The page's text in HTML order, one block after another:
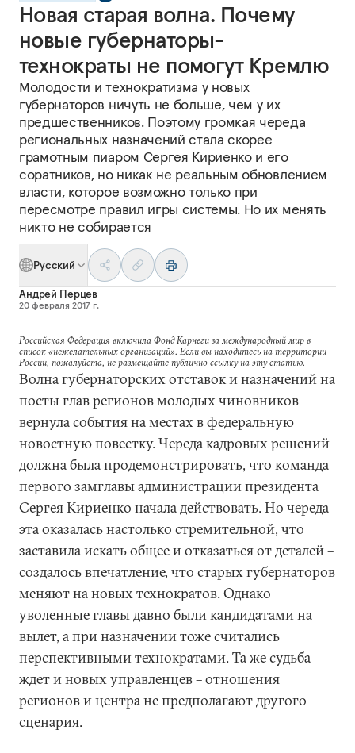
Новая старая волна. Почему
новые губернаторы-
технократы не помогут Кремлю
Молодости и технократизма у новых
губернаторов ничуть не больше, чем у их
предшественников. Поэтому громкая череда
региональных назначений стала скорее
грамотным пиаром Сергея Кириенко и его
соратников, но никак не реальным обновлением
власти, которое возможно только при
пересмотре правил игры системы. Но их менять
никто не собирается
Русский
Андрей Перцев
20 февраля 2017 г.
Российская Федерация включила Фонд Карнеги за международный мир в
список «нежелательных организаций». Если вы находитесь на территории
России, пожалуйста, не размещайте публично ссылку на эту статью.
Волна губернаторских отставок и назначений на
посты глав регионов молодых чиновников
вернула события на местах в федеральную
новостную повестку. Череда кадровых решений
должна была продемонстрировать, что команда
первого замглавы администрации президента
Сергея Кириенко начала действовать. Но череда
эта оказалась настолько стремительной, что
заставила искать общее и отказаться от деталей –
создалось впечатление, что старых губернаторов
меняют на новых технократов. Однако
уволенные главы давно были кандидатами на
вылет, а при назначении тоже считались
перспективными технократами. Та же судьба
ждет и новых управленцев – отношения
регионов и центра не предполагают другого
сценария.